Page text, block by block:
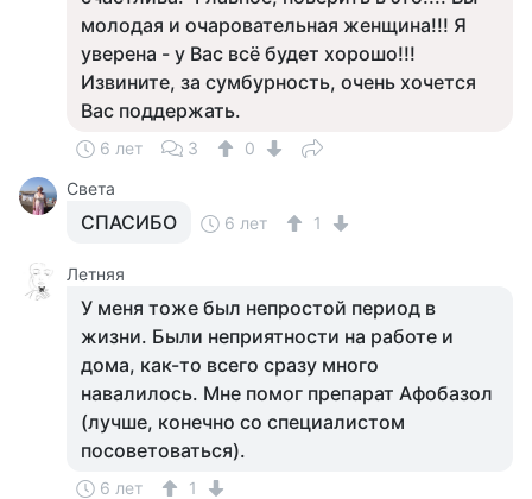
молодая и очаровательная женщина!!! Я
уверена - у Вас всё будет хорошо!!!
Извините, за сумбурность, очень хочется
Вас поддержать.
6 лет 3
0
Света
СПАСИБО 6 лет 1
Летняя
У меня тоже был непростой период в
жизни. Были неприятности на работе и
дома, как-то всего сразу много
навалилось. Мне помог препарат Афобазол
(лучше, конечно со специалистом
посоветоваться).
6 лет
1